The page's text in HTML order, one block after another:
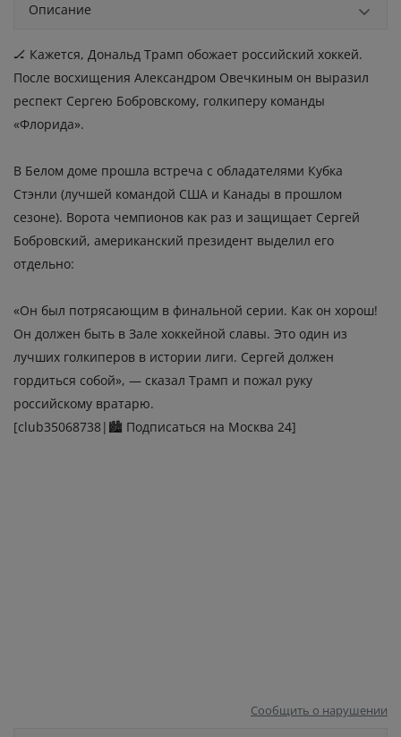
Описание
🏒 Кажется, Дональд Трамп обожает российский хоккей.
После восхищения Александром Овечкиным он выразил
респект Сергею Бобровскому, голкиперу команды
«Флорида».
В Белом доме прошла встреча с обладателями Кубка
Стэнли (лучшей командой США и Канады в прошлом
сезоне). Ворота чемпионов как раз и защищает Сергей
Бобровский, американский президент выделил его
отдельно:
«Он был потрясающим в финальной серии. Как он хорош!
Он должен быть в Зале хоккейной славы. Это один из
лучших голкиперов в истории лиги. Сергей должен
гордиться собой», — сказал Трамп и пожал руку
российскому вратарю.
[club35068738|🏙 Подписаться на Москва 24]
Сообщить о нарушении